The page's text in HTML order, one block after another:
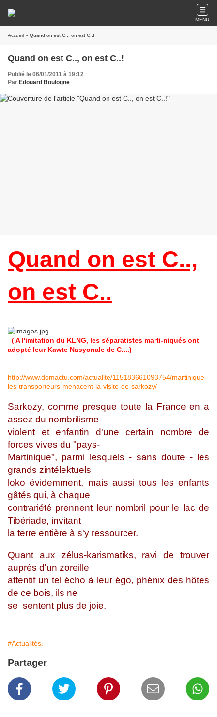
MENU
Accueil » Quand on est C.., on est C..!
Quand on est C.., on est C..!
Publié le 06/01/2011 à 19:12
Par Edouard Boulogne
Quand on est C..,
on est C..
( A l'imitation du KLNG, les séparatistes marti-niqués ont
adopté leur Kawte Nasyonale de C....)
http://www.domactu.com/actualite/115183661093754/martinique-
les-transporteurs-menacent-la-visite-de-sarkozy/
Sarkozy, comme presque toute la France en a
assez du nombrilisme
violent et enfantin d'une certain nombre de
forces vives du "pays-
Martinique", parmi lesquels - sans doute - les
grands zintélektuels
loko évidemment, mais aussi tous les enfants
gâtés qui, à chaque
contrariété prennent leur nombril pour le lac de
Tibériade, invitant
la terre entière à s'y ressourcer.
Quant aux zélus-karismatiks, ravi de trouver
auprès d'un zoreille
attentif un tel écho à leur égo, phénix des hôtes
de ce bois, ils ne
se sentent plus de joie.
#Actualités.
Partager